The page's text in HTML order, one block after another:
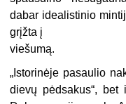
dabar idealistinio
grįžta į
viešumą.
„ Istorinėje pasaulio
dievų pėdsakus“, bet